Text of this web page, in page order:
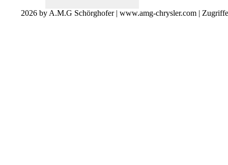
2026 by A.M.G Schörghofer | www.amg-chrysler.com |